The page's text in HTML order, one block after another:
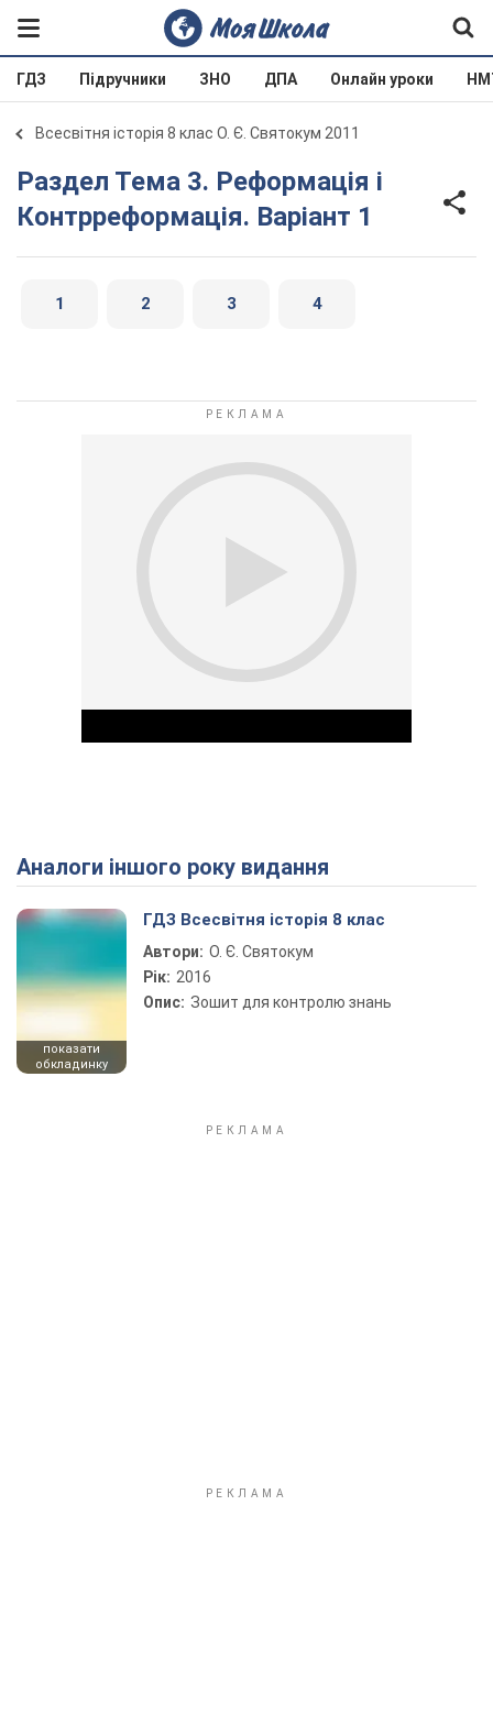
ГДЗ Підручники ЗНО ДПА Онлайн уроки
Всесвітня історія 8 клас О. Є. Святокум 2011
Раздел Тема 3. Реформація і
Контрреформація. Варіант 1
1 2 3 4
Play Video
Аналоги іншого року видання
показати
обкладинку
ГДЗ Всесвітня історія 8 клас
Автори: О. Є. Святокум
Рік: 2016
Опис: Зошит для контролю знань